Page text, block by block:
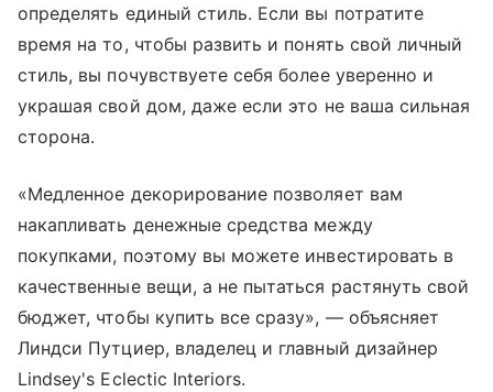
определять единый стиль. Если вы потратите
время на то, чтобы развить и понять свой личный
стиль, вы почувствуете себя более уверенно и
украшая свой дом, даже если это не ваша сильная
сторона.
«Медленное декорирование позволяет вам
накапливать денежные средства между
покупками, поэтому вы можете инвестировать в
качественные вещи, а не пытаться растянуть свой
бюджет, чтобы купить все сразу», — объясняет
Линдси Путциер, владелец и главный дизайнер
Lindsey's Eclectic Interiors.